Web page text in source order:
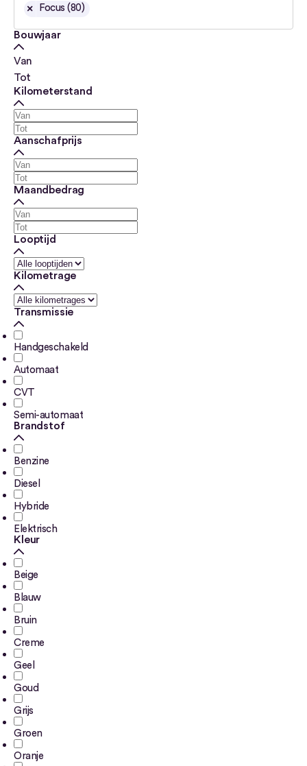
× Focus (80)
Bouwjaar
Van
Tot
Kilometerstand
Aanschafprijs
Maandbedrag
Looptijd
Kilometrage
Transmissie
Handgeschakeld
Automaat
CVT
Semi-automaat
Brandstof
Benzine
Diesel
Hybride
Elektrisch
Kleur
Beige
Blauw
Bruin
Creme
Geel
Goud
Grijs
Groen
Oranje